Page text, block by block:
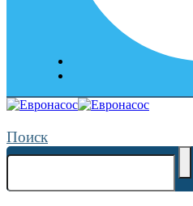
Поиск